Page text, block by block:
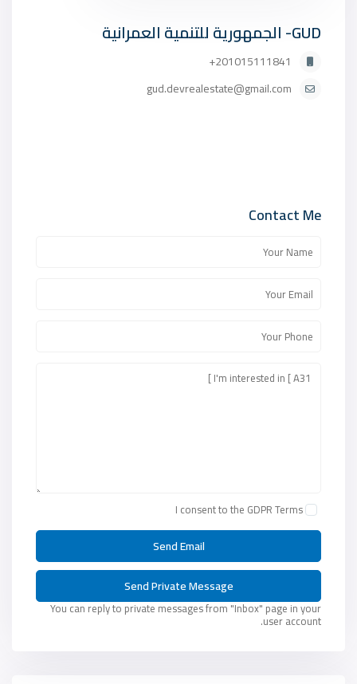
GUD- الجمهورية للتنمية العمرانية
201015111841+
gud.devrealestate@gmail.com
Contact Me
I consent to the GDPR Terms
You can reply to private messages from "Inbox" page in your
user account.